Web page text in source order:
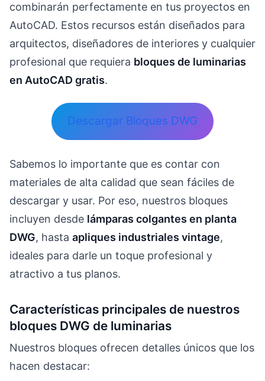
combinarán perfectamente en tus proyectos en
AutoCAD. Estos recursos están diseñados para
arquitectos, diseñadores de interiores y cualquier
profesional que requiera bloques de luminarias
en AutoCAD gratis.
Descargar Bloques DWG
Sabemos lo importante que es contar con
materiales de alta calidad que sean fáciles de
descargar y usar. Por eso, nuestros bloques
incluyen desde lámparas colgantes en planta
DWG, hasta apliques industriales vintage,
ideales para darle un toque profesional y
atractivo a tus planos.
Características principales de nuestros
bloques DWG de luminarias
Nuestros bloques ofrecen detalles únicos que los
hacen destacar: